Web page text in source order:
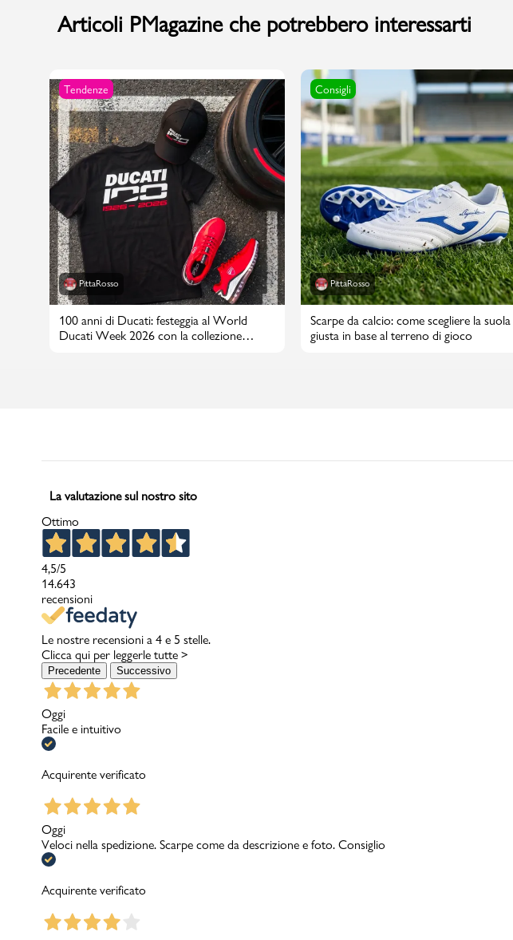
Articoli PMagazine che potrebbero interessarti
Tendenze
PittaRosso
100 anni di Ducati: festeggia al World
Ducati Week 2026 con la collezione
Consigli
PittaRosso
Scarpe da calcio: come scegliere la suola
giusta in base al terreno di gioco
La valutazione sul nostro sito
Ottimo
4,5/5
14.643
recensioni
Le nostre recensioni a 4 e 5 stelle.
Clicca qui per leggerle tutte >
Precedente Successivo
Oggi
Facile e intuitivo
Acquirente verificato
Oggi
Veloci nella spedizione. Scarpe come da descrizione e foto. Consiglio
Acquirente verificato